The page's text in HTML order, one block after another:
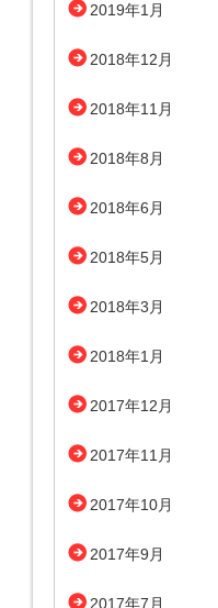
2019年1月
2018年12月
2018年11月
2018年8月
2018年6月
2018年5月
2018年3月
2018年1月
2017年12月
2017年11月
2017年10月
2017年9月
2017年7月